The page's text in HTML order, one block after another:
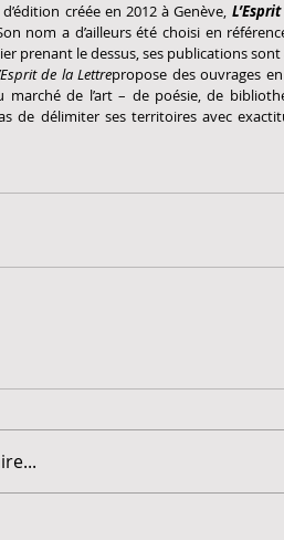
créée en 2012 à Genève,
nom a d’ailleurs été choisi en
prenant le dessus, ses publications
de la Lettrepropose des ouvrages
marché de l’art – de poésie, de
de délimiter ses territoires avec